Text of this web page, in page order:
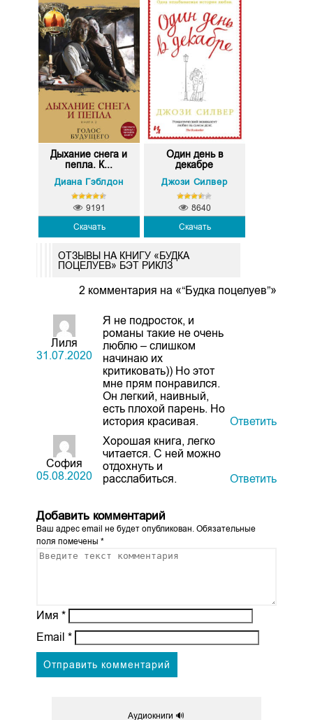
Дыхание снега и
пепла. К...
Диана Гэблдон
Скачать
9191
Один день в
декабре
Джози Силвер
Скачать
8640
ОТЗЫВЫ НА КНИГУ «БУДКА
ПОЦЕЛУЕВ» БЭТ РИКЛЗ
2 комментария на «“Будка поцелуев”»
Лиля
31.07.2020
Я не подросток, и
романы такие не очень
люблю – слишком
начинаю их
критиковать)) Но этот
мне прям понравился.
Он легкий, наивный,
есть плохой парень. Но
история красивая.
Ответить
София
05.08.2020
Хорошая книга, легко
читается. С ней можно
отдохнуть и
расслабиться.
Ответить
Добавить комментарий
Ваш адрес email не будет опубликован.Обязательные
поля помечены *
Имя *
Email *
Аудиокниги 🔊